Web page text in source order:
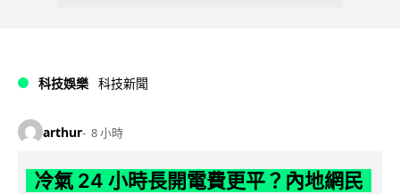
科技娛樂 科技新聞
arthur 8 小時
冷氣 24 小時長開電費更平？內地網民